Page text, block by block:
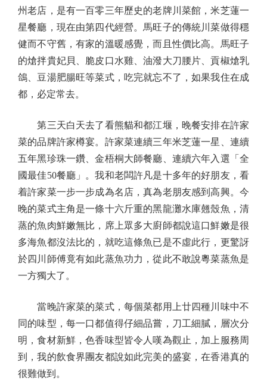
州老店，是有一百零三年歷史的老牌川菜館，米芝蓮一
星餐廳，現在由第四代經營。馬旺子的傳統川菜做得穩
健而不守舊，有家的溫暖感覺，而且性價比高。馬旺子
的熗拌貴妃貝、脆皮口水雞、油潑大刀腰片、貢椒熗乳
鴿、豆湯肥腸旺等菜式，吃完就忘不了，如果我住在成
都，必定常去。
第三天白天去了看熊貓和都江堰，晚餐安排在許家
菜的品牌許家樽宴。許家菜連續三年米芝蓮一星、連續
五年黑珍珠一鑽、金梧桐大師餐廳、連續六年入選「全
國最佳50餐廳」。我和老闆許凡是十多年的好朋友，看
着許家菜一步一步成為名店，真為老朋友感到高興。今
晚的菜式主角是一條十六斤重的黑龍灘水庫翹殼魚，清
蒸的魚肉鮮嫩無比，席上眾多大廚師都說這口鮮嫩是很
多海魚都沒法比的，就吃這條魚已是不虛此行，更驚訝
於四川師傅竟有如此蒸魚功力，從此不敢說粵菜蒸魚是
一方獨大了。
當晚許家菜的菜式，每個菜都用上廿四種川味中不
同的味型，每一口都值得仔細品嘗，刀工細膩，層次分
明，食材新鮮，色香味型皆令人嘆為觀止，加上服務周
到，我的飲食界團友都說如此完美的盛宴，在香港真的
很難做到。